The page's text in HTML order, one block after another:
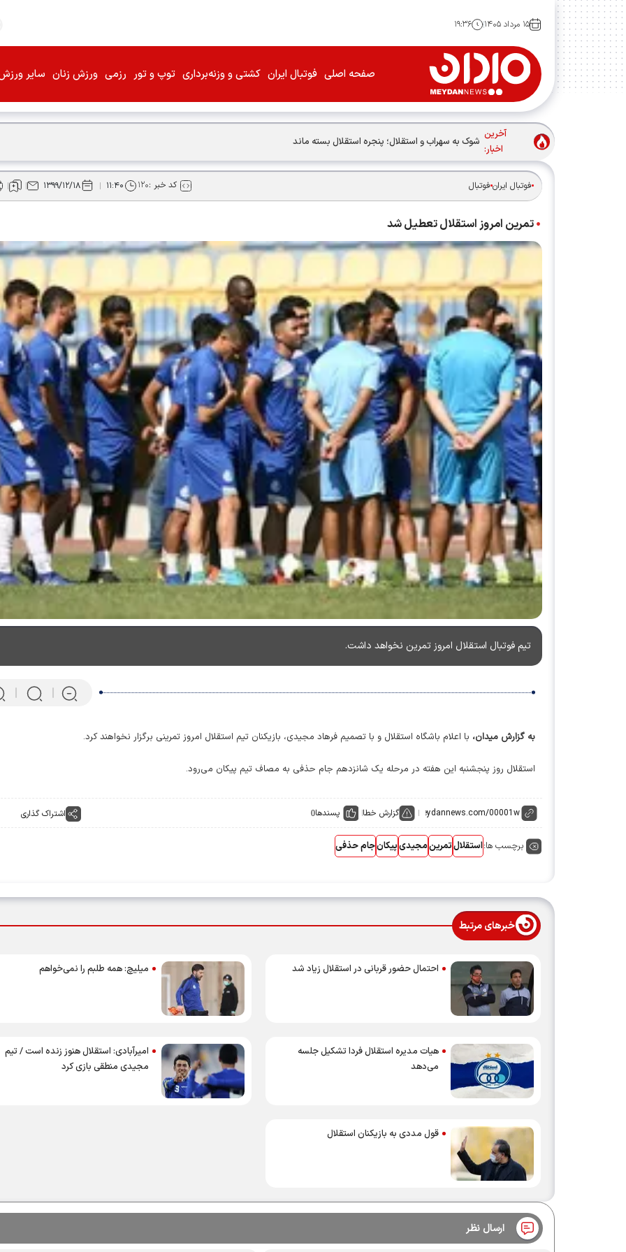
۱۵ مرداد ۱۴۰۵ ۱۹:۳۶
صفحه اصلی فوتبال ایران کشتی و وزنه‌برداری توپ و تور رزمی ورزش زنان سایر
آخرین
اخبار:
شوک به سهراب و استقلال؛ پنجره استقلال بسته ماند
فوتبال ایران فوتبال کد خبر :۱۲۰ ۱۱:۴۰ ۱۳۹۹/۱۲/۱۸
تمرین امروز استقلال تعطیل شد
تیم فوتبال استقلال امروز تمرین نخواهد داشت.
به گزارش میدان، با اعلام باشگاه استقلال و با تصمیم فرهاد مجیدی، بازیکنان تیم استقلال امروز تمرینی برگزار نخواهند کرد.
استقلال روز پنجشنبه این هفته در مرحله یک شانزدهم جام حذفی به مصاف تیم پیکان می‌رود.
گزارش خطا پسندها0 اشتراک گذاری
برچسب ها:استقلالتمرینمجیدیپیکانجام حذفی
خبرهای مرتبط
احتمال حضور قربانی در استقلال زیاد شد میلیچ: همه طلبم را نمی‌خواهم
هیات مدیره استقلال فردا تشکیل جلسه
می‌دهد
امیرآبادی: استقلال هنوز زنده است / تیم
مجیدی منطقی بازی کرد
قول مددی به بازیکنان استقلال
ارسال نظر